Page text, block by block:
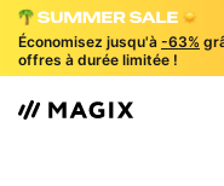
Économisez jusqu'à -63%
offres à durée limitée !